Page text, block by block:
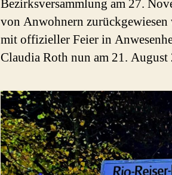
Bezirksversammlung am 27.
von Anwohnern
mit offizieller Feier in
Claudia Roth nun am 21. August